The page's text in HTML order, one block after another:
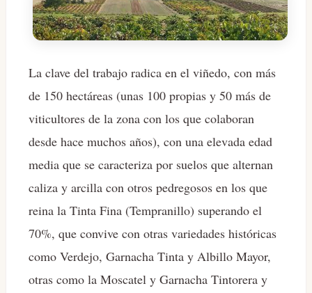
La clave del trabajo radica en el viñedo, con más
de 150 hectáreas (unas 100 propias y 50 más de
viticultores de la zona con los que colaboran
desde hace muchos años), con una elevada edad
media que se caracteriza por suelos que alternan
caliza y arcilla con otros pedregosos en los que
reina la Tinta Fina (Tempranillo) superando el
70%, que convive con otras variedades históricas
como Verdejo, Garnacha Tinta y Albillo Mayor,
otras como la Moscatel y Garnacha Tintorera y